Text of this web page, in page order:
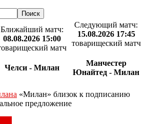
Ближайший матч:
08.08.2026 15:00
матч
Челси - Милан
Следующий матч:
15.08.2026 17:45
товарищеский матч
Манчестер
Юнайтед - Милан
«Милан» близок к подписанию
предложение